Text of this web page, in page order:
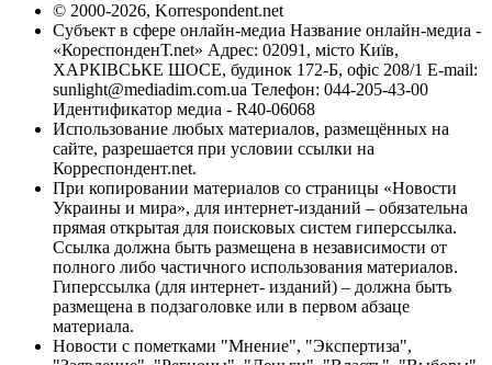
© 2000-2026, Korrespondent.net
Субъект в сфере онлайн-медиа Название онлайн-медиа -
«КореспонденТ.net» Адрес: 02091, місто Київ,
ХАРКІВСЬКЕ ШОСЕ, будинок 172-Б, офіс 208/1 E-mail:
sunlight@mediadim.com.ua Телефон: 044-205-43-00
Идентификатор медиа - R40-06068
Использование любых материалов, размещённых на
сайте, разрешается при условии ссылки на
Корреспондент.net.
При копировании материалов со страницы «Новости
Украины и мира», для интернет-изданий – обязательна
прямая открытая для поисковых систем гиперссылка.
Ссылка должна быть размещена в независимости от
полного либо частичного использования материалов.
Гиперссылка (для интернет- изданий) – должна быть
размещена в подзаголовке или в первом абзаце
материала.
Новости с пометками "Мнение", "Экспертиза",